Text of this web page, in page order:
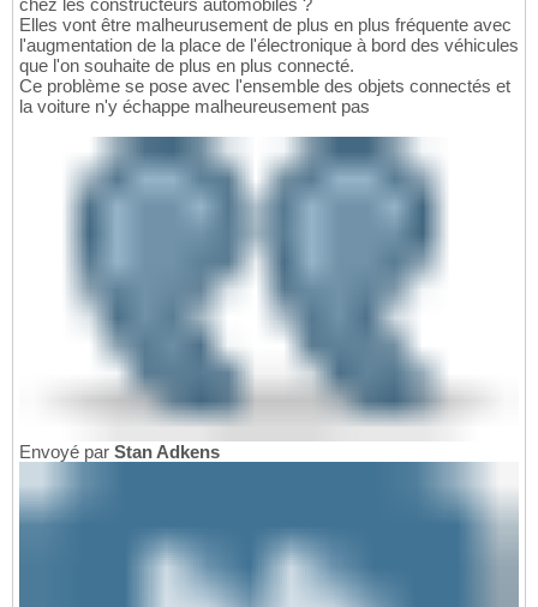
chez les constructeurs automobiles ?
Elles vont être malheurusement de plus en plus fréquente avec
l'augmentation de la place de l'électronique à bord des véhicules
que l'on souhaite de plus en plus connecté.
Ce problème se pose avec l'ensemble des objets connectés et
la voiture n'y échappe malheureusement pas
Envoyé par Stan Adkens